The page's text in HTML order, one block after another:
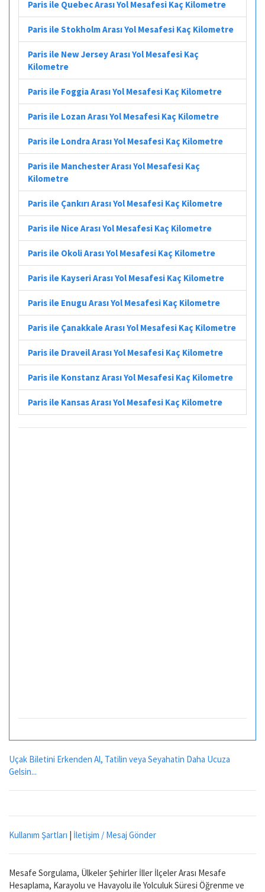
Paris ile Quebec Arası Yol Mesafesi Kaç Kilometre
Paris ile Stokholm Arası Yol Mesafesi Kaç Kilometre
Paris ile New Jersey Arası Yol Mesafesi Kaç
Kilometre
Paris ile Foggia Arası Yol Mesafesi Kaç Kilometre
Paris ile Lozan Arası Yol Mesafesi Kaç Kilometre
Paris ile Londra Arası Yol Mesafesi Kaç Kilometre
Paris ile Manchester Arası Yol Mesafesi Kaç
Kilometre
Paris ile Çankırı Arası Yol Mesafesi Kaç Kilometre
Paris ile Nice Arası Yol Mesafesi Kaç Kilometre
Paris ile Okoli Arası Yol Mesafesi Kaç Kilometre
Paris ile Kayseri Arası Yol Mesafesi Kaç Kilometre
Paris ile Enugu Arası Yol Mesafesi Kaç Kilometre
Paris ile Çanakkale Arası Yol Mesafesi Kaç Kilometre
Paris ile Draveil Arası Yol Mesafesi Kaç Kilometre
Paris ile Konstanz Arası Yol Mesafesi Kaç Kilometre
Paris ile Kansas Arası Yol Mesafesi Kaç Kilometre
Uçak Biletini Erkenden Al, Tatilin veya Seyahatin Daha Ucuza
Gelsin...
Kullanım Şartları | İletişim / Mesaj Gönder
Mesafe Sorgulama, Ülkeler Şehirler İller İlçeler Arası Mesafe
Hesaplama, Karayolu ve Havayolu ile Yolculuk Süresi Öğrenme ve